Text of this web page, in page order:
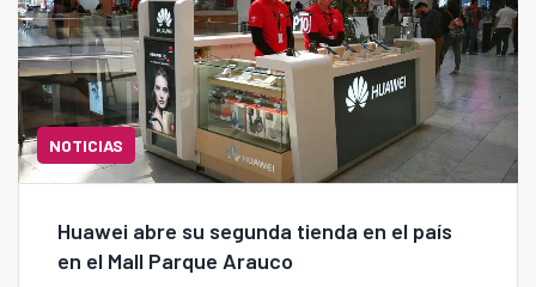
NOTICIAS
Huawei abre su segunda tienda en el país
en el Mall Parque Arauco